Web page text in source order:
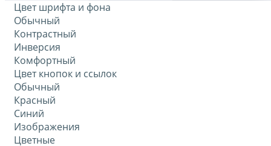
Цвет шрифта и фона
Обычный
Контрастный
Инверсия
Комфортный
Цвет кнопок и ссылок
Обычный
Красный
Синий
Изображения
Цветные